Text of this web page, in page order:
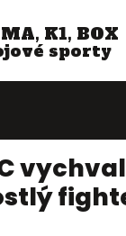
K1, BOX
sporty